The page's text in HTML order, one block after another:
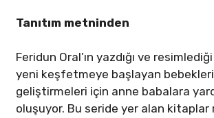
Tanıtım metninden
Feridun Oral’ın yazdığı ve
yeni keşfetmeye başlayan
geliştirmeleri için anne babalara
oluşuyor. Bu seride yer alan kitaplar